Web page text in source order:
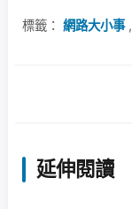
標籤： 網路大小事,
延伸閱讀